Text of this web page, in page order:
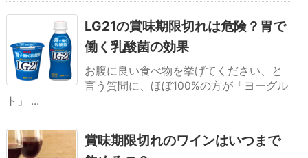
LG21の賞味期限切れは危険？胃で
働く乳酸菌の効果
お腹に良い食べ物を挙げてください、と
言う質問に、ほぼ100%の方が「ヨーグル
ト」 ...
賞味期限切れのワインはいつまで